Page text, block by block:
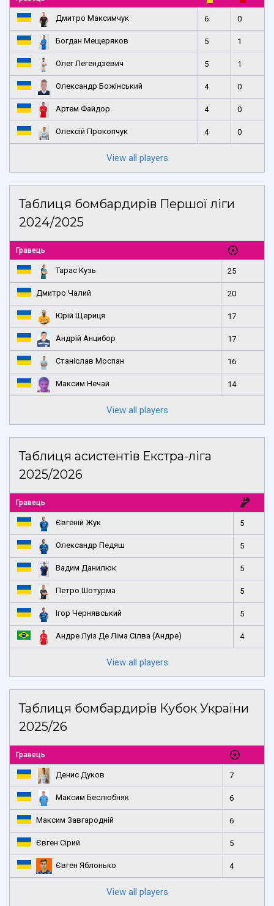
Дмитро Максимчук 6 0
Богдан Мещеряков 5 1
Олег Легендзевич 5 1
Олександр Божінський 4 0
Артем Файдор 4 0
Олексій Прокопчук 4 0
View all players
Таблиця бомбардирів Першої ліги
2024/2025
Гравець
Тарас Кузь 25
Дмитро Чалий 20
Юрій Щериця 17
Андрій Анцибор 17
Станіслав Моспан 16
Максим Нечай 14
View all players
Таблиця асистентів Екстра-ліга
2025/2026
Гравець
Євгеній Жук 5
Олександр Педяш 5
Вадим Данилюк 5
Петро Шотурма 5
Ігор Чернявський 5
Андре Луіз Де Ліма Сілва (Андре) 4
View all players
Таблиця бомбардирів Кубок України
2025/26
Гравець
Денис Дуков 7
Максим Беслюбняк 6
Максим Завгародній 6
Євген Сірий 5
Євген Яблонько 4
View all players